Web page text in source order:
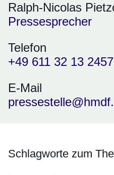
Ralph-Nicolas
Pressesprecher
Telefon
+49 611 32 13 2457
E-Mail
Schlagworte zum